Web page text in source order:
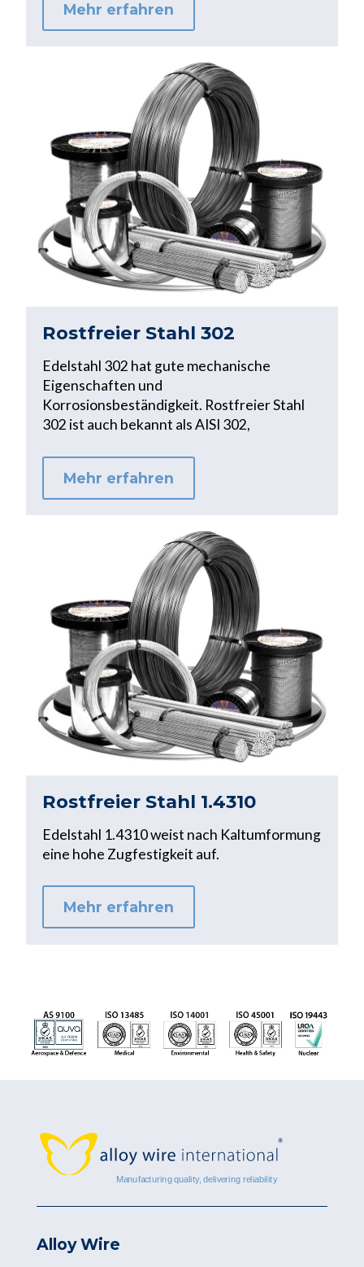
Mehr erfahren
Rostfreier Stahl 302
Edelstahl 302 hat gute mechanische
Eigenschaften und
Korrosionsbeständigkeit. Rostfreier Stahl
302 ist auch bekannt als AISI 302,
Mehr erfahren
Rostfreier Stahl 1.4310
Edelstahl 1.4310 weist nach Kaltumformung
eine hohe Zugfestigkeit auf.
Mehr erfahren
Alloy Wire